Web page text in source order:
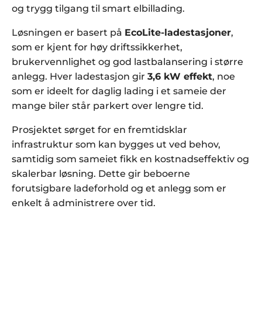
og trygg tilgang til smart elbillading.
Løsningen er basert på EcoLite-ladestasjoner,
som er kjent for høy driftssikkerhet,
brukervennlighet og god lastbalansering i større
anlegg. Hver ladestasjon gir 3,6 kW effekt, noe
som er ideelt for daglig lading i et sameie der
mange biler står parkert over lengre tid.
Prosjektet sørget for en fremtidsklar
infrastruktur som kan bygges ut ved behov,
samtidig som sameiet fikk en kostnadseffektiv og
skalerbar løsning. Dette gir beboerne
forutsigbare ladeforhold og et anlegg som er
enkelt å administrere over tid.